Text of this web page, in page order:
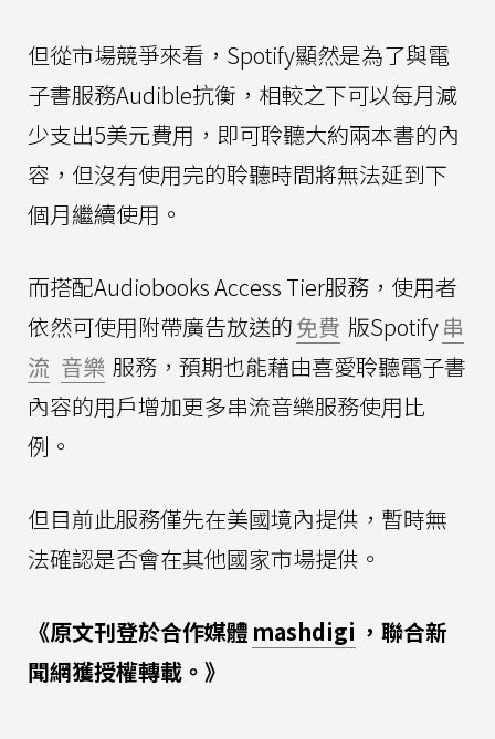
但從市場競爭來看，Spotify顯然是為了與電
子書服務Audible抗衡，相較之下可以每月減
少支出5美元費用，即可聆聽大約兩本書的內
容，但沒有使用完的聆聽時間將無法延到下
個月繼續使用。
而搭配Audiobooks Access Tier服務，使用者
依然可使用附帶廣告放送的免費 版Spotify串
流 音樂 服務，預期也能藉由喜愛聆聽電子書
內容的用戶增加更多串流音樂服務使用比
例。
但目前此服務僅先在美國境內提供，暫時無
法確認是否會在其他國家市場提供。
《原文刊登於合作媒體 mashdigi ，聯合新
聞網獲授權轉載。》